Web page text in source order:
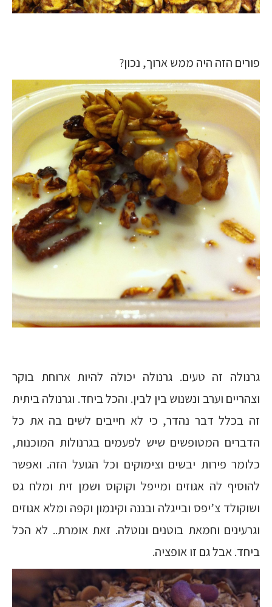
פורים הזה היה ממש ארוך, נכון?
גרנולה זה טעים. גרנולה יכולה להיות ארוחת בוקר
וצהריים וערב ונשנוש בין לבין. והכל ביחד. וגרנולה ביתית
זה בכלל דבר נהדר, כי לא חייבים לשים בה את כל
הדברים המטופשים שיש לפעמים בגרנולות המוכנות,
כלומר פירות יבשים וצימוקים וכל הגועל הזה. ואפשר
להוסיף לה אגוזים ומייפל וקוקוס ושמן זית ומלח גס
ושוקולד צ’יפס ובייגלה ובננה וקינמון וקפה ומלא אגוזים
וגרעינים וחמאת בוטנים ונוטלה. זאת אומרת.. לא הכל
ביחד. אבל גם זו אופציה.